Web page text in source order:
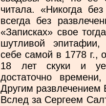
читала. «Никогда
всегда без
«Записках» свое
шутливой эпитафии,
себе самой в 1778 г.,
18 лет скуки и
достаточно
Другим
Вслед за Сергеем